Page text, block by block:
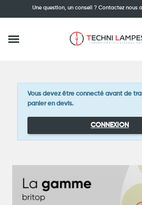
Une question, un conseil ? Contactez nous
Vous devez être connecté avant de
panier en devis.
CONNEXION